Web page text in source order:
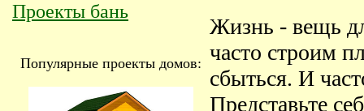
Проекты бань
Популярные проекты домов:
Жизнь - вещь
часто строим
сбыться. И
Представьте